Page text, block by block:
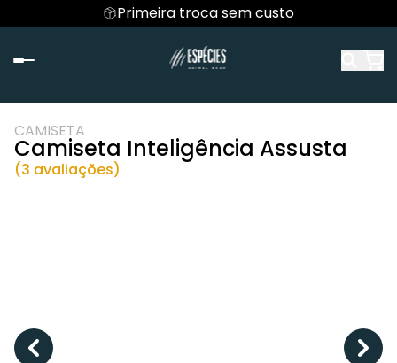
Primeira troca sem custo
CAMISETA
Camiseta Inteligência Assusta
(3 avaliações)